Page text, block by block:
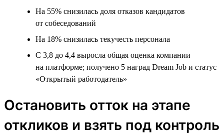
На 55% снизилась доля отказов кандидатов
от собеседований
На 18% снизилась текучесть персонала
С 3,8 до 4,4 выросла общая оценка компании
на платформе; получено 5 наград Dream Job и статус
«Открытый работодатель»
Остановить отток на этапе
откликов и взять под контроль